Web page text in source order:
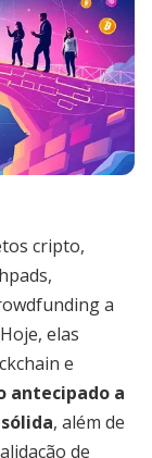
cripto,
a
elas
e
antecipado a
, além de
de